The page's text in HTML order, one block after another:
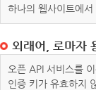
하나의 웹사이트에
외래어, 로마자
오픈 API 서비스를
인증 키가 유효하지